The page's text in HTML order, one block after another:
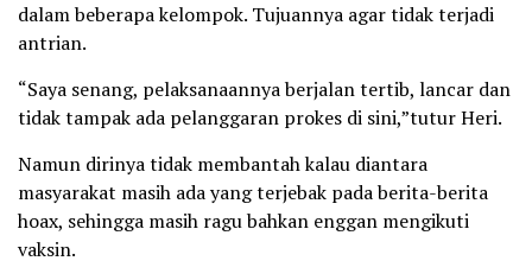
dalam beberapa kelompok. Tujuannya agar tidak terjadi
antrian.
“Saya senang, pelaksanaannya berjalan tertib, lancar dan
tidak tampak ada pelanggaran prokes di sini,”tutur Heri.
Namun dirinya tidak membantah kalau diantara
masyarakat masih ada yang terjebak pada berita-berita
hoax, sehingga masih ragu bahkan enggan mengikuti
vaksin.